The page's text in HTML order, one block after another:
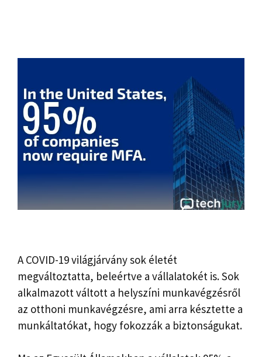
A COVID-19 világjárvány sok életét
megváltoztatta, beleértve a vállalatokét is. Sok
alkalmazott váltott a helyszíni munkavégzésről
az otthoni munkavégzésre, ami arra késztette a
munkáltatókat, hogy fokozzák a biztonságukat.